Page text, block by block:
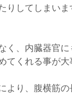
りしてしまいま
く、内臓器官
てくれる事が大
より、腹横筋